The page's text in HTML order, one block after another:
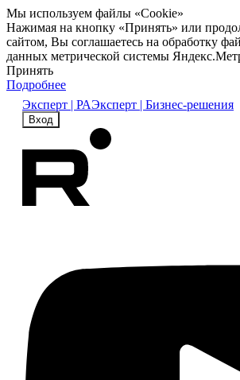
Мы используем файлы «Cookie»
Нажимая на кнопку «Принять» или
сайтом, Вы соглашаетесь на обработку
данных метрической системы
Принять
Подробнее
Эксперт | РАЭксперт | Бизнес-решения
Вход